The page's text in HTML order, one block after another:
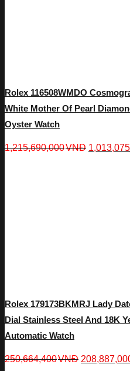
Rolex 116508WMDO
White Mother Of Pearl
Oyster Watch
1,215,690,000VNĐ
Rolex 179173BKMRJ Lady
Dial Stainless Steel And 18K
Automatic Watch
250,664,400VNĐ